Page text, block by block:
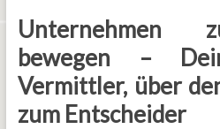
Unternehmen
bewegen –
Vermittler, über
zum Entscheider